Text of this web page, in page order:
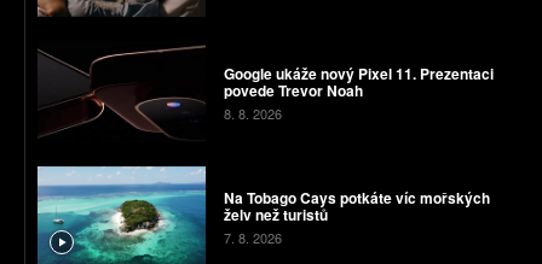
Google ukáže nový Pixel 11. Prezentaci
povede Trevor Noah
8. 8. 2026
Na Tobago Cays potkáte víc mořských
želv než turistů
7. 8. 2026